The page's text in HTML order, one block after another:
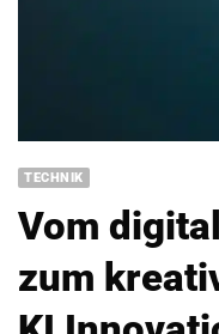
TECHNIK
Vom
zum